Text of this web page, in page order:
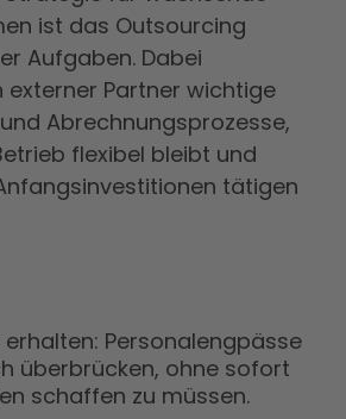
ist das Outsourcing
Aufgaben. Dabei
externer Partner wichtige
Abrechnungsprozesse,
flexibel bleibt und
tätigen
erhalten: Personalengpässe
überbrücken, ohne sofort
schaffen zu müssen.